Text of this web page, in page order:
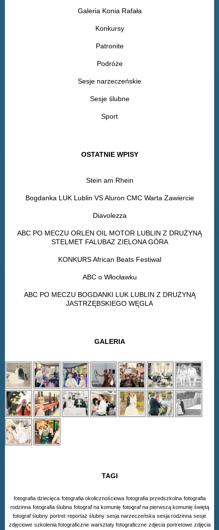
Galeria Konia Rafała
Konkursy
Patronite
Podróże
Sesje narzeczeńskie
Sesje ślubne
Sport
OSTATNIE WPISY
Stein am Rhein
Bogdanka LUK Lublin VS Aluron CMC Warta Zawiercie
Diavolezza
ABC PO MECZU ORLEN OIL MOTOR LUBLIN Z DRUŻYNĄ
STELMET FALUBAZ ZIELONA GÓRA
KONKURS African Beats Festiwal
ABC o Włocławku
ABC PO MECZU BOGDANKI LUK LUBLIN Z DRUŻYNĄ
JASTRZĘBSKIEGO WĘGLA
GALERIA
TAGI
fotografia dziecięca fotografia okolicznościowa fotografia przedszkolna fotografia
rodzinna fotografia ślubna fotograf na komunię fotograf na pierwszą komunię świętą
fotograf ślubny portret reportaż ślubny sesja narzeczeńska sesja rodzinna sesje
zdjęciowe szkolenia fotograficzne warsztaty fotograficzne zdjecia portretowe zdjęcia